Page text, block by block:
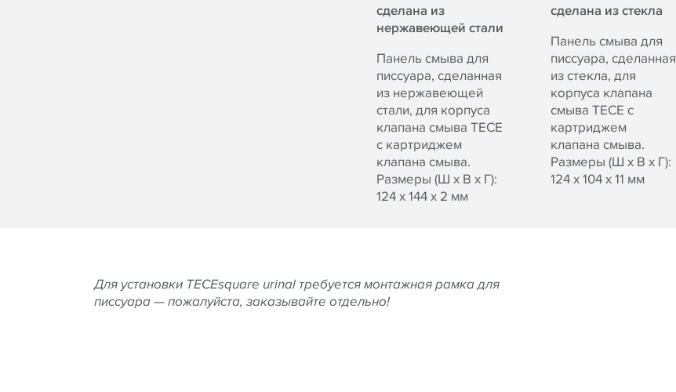
сделана из
нержавеющей стали
Панель смыва для
писсуара, сделанная
из нержавеющей
стали, для корпуса
клапана смыва TECE
с картриджем
клапана смыва.
Размеры (Ш x В x Г):
124 x 144 x 2 мм
сделана из стекла
Панель смыва для
писсуара, сделанная
из стекла, для
корпуса клапана
смыва TECE с
картриджем
клапана смыва.
Размеры (Ш x В x Г):
124 x 104 x 11 мм
Для установки TECEsquare urinal требуется монтажная рамка для
писсуара — пожалуйста, заказывайте отдельно!